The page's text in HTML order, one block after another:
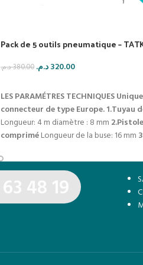
Pack de 5 outils pneumatique –
380.00د.م. 320.00د.م.
LES PARAMÉTRES TECHNIQUES
connecteur de type Europe.1.Tuyau
Longueur: 4 m diamètre : 8 mm
compriméLongueur de la buse: 16 mm
4bar Capacité de peinture: 600cc
180-250 mm4.Pistolet de lavage à air
fonctionnement: 4bar Capacité de
5.Pistolet de gouflage de pneu